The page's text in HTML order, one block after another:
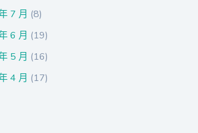
7 月 (8)
6 月 (19)
5 月 (16)
4 月 (17)